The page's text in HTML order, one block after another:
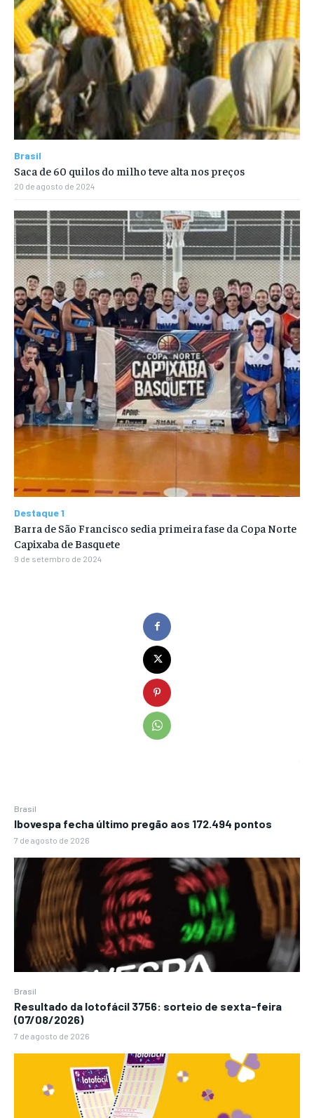
Brasil
Ibovespa fecha último pregão aos 172.494 pontos
7 de agosto de 2026
Brasil
Resultado da lotofácil 3756: sorteio de sexta-feira
(07/08/2026)
7 de agosto de 2026
Brasil
Saca de 60 quilos do milho teve alta nos preços
20 de agosto de 2024
Destaque 1
Barra de São Francisco sedia primeira fase da Copa Norte
Capixaba de Basquete
9 de setembro de 2024